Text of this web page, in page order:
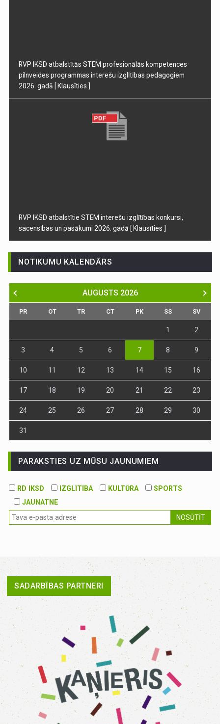
RVP IKSD atbalstītās STEM profesionālās kompetences
pilnveides programmas interešu izglītības pedagogiem
2026. gadā [ Klausīties ]
RVP IKSD atbalstītie STEM interešu izglītības konkursi,
sacensības un pasākumi 2026. gadā [ Klausīties ]
NOTIKUMU KALENDĀRS
AUGUSTS 2026
PR OT TR CT PK SS SV
1 2
3 4 5 6 7 8 9
10 11 12 13 14 15 16
17 18 19 20 21 22 23
24 25 26 27 28 29 30
31
PARAKSTIES UZ MŪSU JAUNUMIEM
RD IKSD IZGLĪTĪBA KULTŪRA
SPORTS
JAUNATNE
NOSŪTĪT
SADARBĪBAS PARTNERI